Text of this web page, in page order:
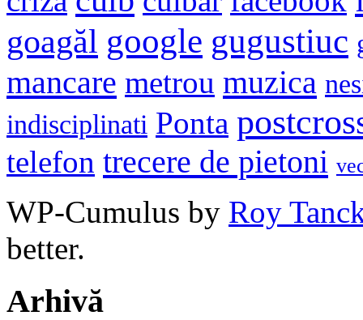
goagăl google gugustiuc
mancare metrou muzica
indisciplinati Ponta
telefon trecere de pietoni
WP-Cumulus by Roy
better.
Arhivă